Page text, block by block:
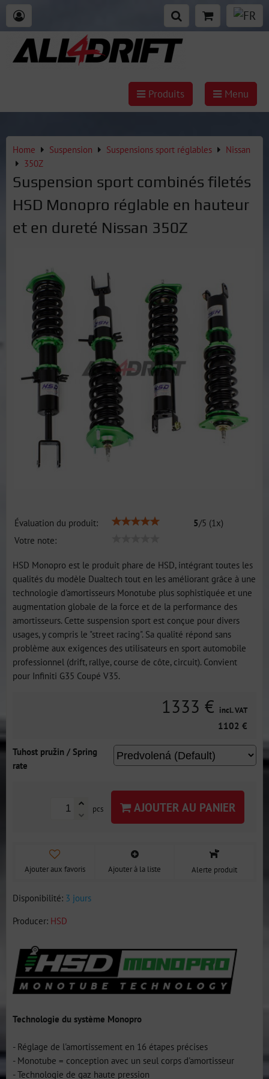
Produits Menu
Home Suspension Suspensions sport réglables
Nissan
350Z
Suspension sport combinés filetés
HSD Monopro réglable en hauteur
et en dureté Nissan 350Z
Évaluation du produit: 5/5 (1x)
Votre note:
HSD Monopro est le produit phare de HSD, intégrant toutes les
qualités du modèle Dualtech tout en les améliorant grâce à une
technologie d'amortisseurs Monotube plus sophistiquée et une
augmentation globale de la force et de la performance des
amortisseurs. Cette suspension sport est conçue pour divers
usages, y compris le "street racing". Sa qualité répond sans
problème aux exigences des utilisateurs en sport automobile
professionnel (drift, rallye, course de côte, circuit). Convient
pour Infiniti G35 Coupé V35.
1333 € incl. VAT
1102 €
Tuhost pružin / Spring
rate
pcs AJOUTER AU PANIER
Ajouter aux favoris Ajouter à la liste Alerte produit
Disponibilité: 3 jours
Producer: HSD
Technologie du système Monopro
- Réglage de l'amortissement en 16 étapes précises
- Monotube = conception avec un seul corps d'amortisseur
- Technologie de gaz haute pression